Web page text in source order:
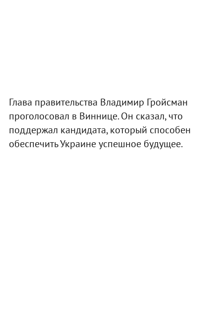
Глава правительства Владимир Гройсман
проголосовал в Виннице. Он сказал, что
поддержал кандидата, который способен
обеспечить Украине успешное будущее.